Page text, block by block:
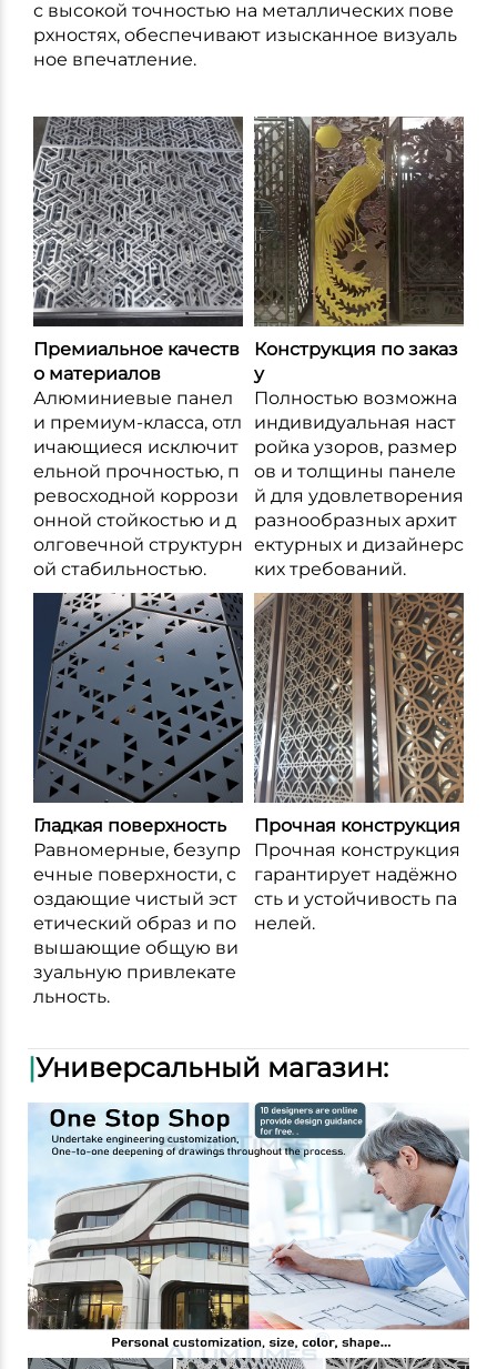
с высокой точностью на металлических пове
рхностях, обеспечивают изысканное визуаль
ное впечатление.
Премиальное качеств
о материалов
Алюминиевые панел
и премиум-класса, отл
ичающиеся исключит
ельной прочностью, п
ревосходной коррози
онной стойкостью и д
олговечной структурн
ой стабильностью.
Конструкция по заказ
у
Полностью возможна
индивидуальная наст
ройка узоров, размер
ов и толщины панеле
й для удовлетворения
разнообразных архит
ектурных и дизайнерс
ких требований.
Гладкая поверхность
Равномерные, безупр
ечные поверхности, с
оздающие чистый эст
етический образ и по
вышающие общую ви
зуальную привлекате
льность.
Прочная конструкция
Прочная конструкция
гарантирует надёжно
сть и устойчивость па
нелей.
|Универсальный магазин: